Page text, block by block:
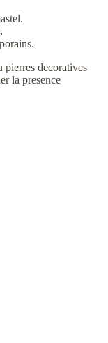
pierres decoratives
la presence